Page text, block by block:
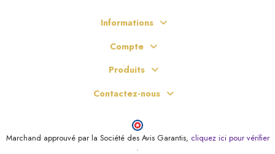
Informations
Compte
Produits
Contactez-nous
Marchand approuvé par la Société des Avis Garantis, cliquez ici pour vérifier
.